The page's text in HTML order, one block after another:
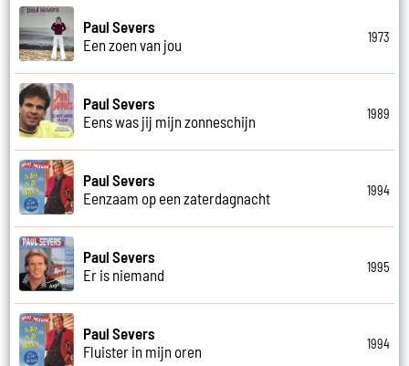
Paul Severs
Een zoen van jou
1973
Paul Severs
Eens was jij mijn zonneschijn
1989
Paul Severs
Eenzaam op een zaterdagnacht
1994
Paul Severs
Er is niemand
1995
Paul Severs
Fluister in mijn oren
1994